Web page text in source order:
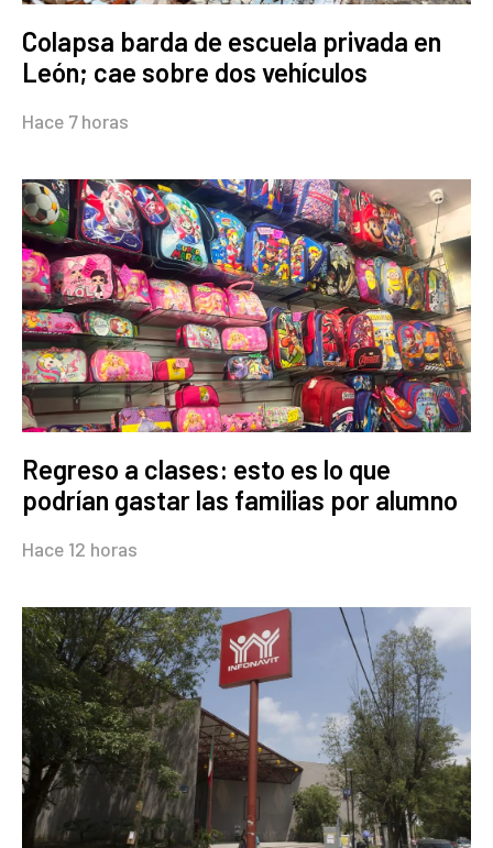
Colapsa barda de escuela privada en
León; cae sobre dos vehículos
Hace 7 horas
Regreso a clases: esto es lo que
podrían gastar las familias por alumno
Hace 12 horas